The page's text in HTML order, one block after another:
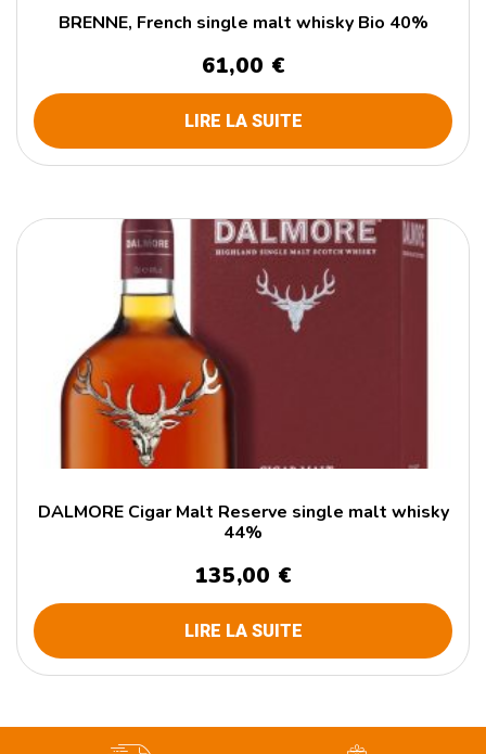
BRENNE, French single malt whisky Bio 40%
61,00 €
LIRE LA SUITE
DALMORE Cigar Malt Reserve single malt whisky
44%
135,00 €
LIRE LA SUITE